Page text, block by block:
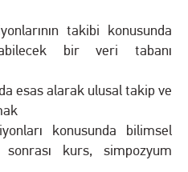
takibi konusunda
bir veri tabanı
esas alarak ulusal takip ve
konusunda bilimsel
sonrası kurs, simpozyum